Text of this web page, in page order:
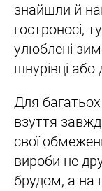
знайшли й
гостроносі,
улюблені
шнурівці або
Для
взуття
свої
вироби не
брудом, а на